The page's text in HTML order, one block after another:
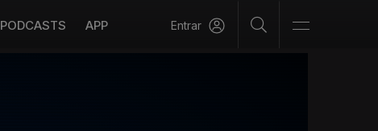
PODCASTS APP Entrar